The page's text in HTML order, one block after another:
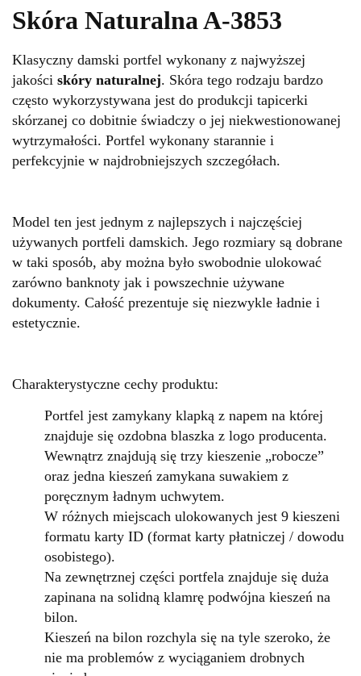
Skóra Naturalna A-3853
Klasyczny damski portfel wykonany z najwyższej
jakości skóry naturalnej. Skóra tego rodzaju bardzo
często wykorzystywana jest do produkcji tapicerki
skórzanej co dobitnie świadczy o jej niekwestionowanej
wytrzymałości. Portfel wykonany starannie i
perfekcyjnie w najdrobniejszych szczegółach.
Model ten jest jednym z najlepszych i najczęściej
używanych portfeli damskich. Jego rozmiary są dobrane
w taki sposób, aby można było swobodnie ulokować
zarówno banknoty jak i powszechnie używane
dokumenty. Całość prezentuje się niezwykle ładnie i
estetycznie.
Charakterystyczne cechy produktu:
Portfel jest zamykany klapką z napem na której
znajduje się ozdobna blaszka z logo producenta.
Wewnątrz znajdują się trzy kieszenie „robocze”
oraz jedna kieszeń zamykana suwakiem z
poręcznym ładnym uchwytem.
W różnych miejscach ulokowanych jest 9 kieszeni
formatu karty ID (format karty płatniczej / dowodu
osobistego).
Na zewnętrznej części portfela znajduje się duża
zapinana na solidną klamrę podwójna kieszeń na
bilon.
Kieszeń na bilon rozchyla się na tyle szeroko, że
nie ma problemów z wyciąganiem drobnych